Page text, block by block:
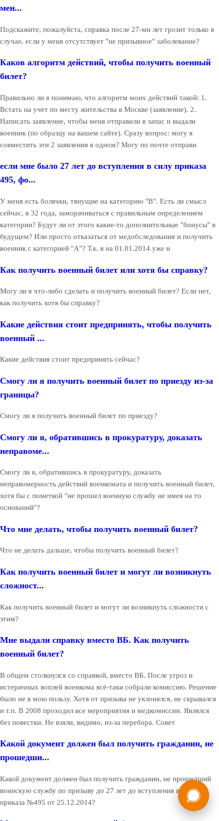
мен...
Подскажите, пожалуйста, справка после 27-ми лет грозит только в
случае, если у меня отсутствует "не призывное" заболевание?
Каков алгоритм действий, чтобы получить военный
билет?
Правильно ли я понимаю, что алгоритм моих действий такой: 1.
Встать на учет по месту жительства в Москве (заявление). 2.
Написать заявление, чтобы меня отправили в запас и выдали
военник (по образцу на вашем сайте). Сразу вопрос: могу я
совместить эти 2 заявления в одном? Могу по почте отправи
если мне было 27 лет до вступления в силу приказа
495, фо...
У меня есть болячки, тянущие на категорию "В". Есть ли смысл
сейчас, в 32 года, заморачиваться с правильным определением
категории? Будут ли от этого какие-то дополнительные "бонусы" в
будущем? Или просто отказаться от медобследования и получить
военник с категорией "А"? Т.к. я на 01.01.2014 уже н
Как получить военный билет или хотя бы справку?
Могу ли я что-либо сделать и получить военный билет? Если нет,
как получить хотя бы справку?
Какие действия стоит предпринять, чтобы получить
военный ...
Какие действия стоит предпринять сейчас?
Смогу ли я получить военный билет по приезду из-за
границы?
Смогу ли я получить военный билет по приезду?
Смогу ли я, обратившись в прокуратуру, доказать
неправоме...
Смогу ли я, обратившись в прокуратуру, доказать
неправомерность действий военкомата и получить военный билет,
хотя бы с пометкой "не прошел военную службу не имея на то
оснований"?
Что мне делать, чтобы получить военный билет?
Что не делать дальше, чтобы получить военный билет?
Как получить военный билет и могут ли возникнуть
сложност...
Как получить военный билет и могут ли возникнуть сложности с
этим?
Мне выдали справку вместо ВБ. Как получить
военный билет?
В общем столкнулся со справкой, вместо ВБ. После угроз и
истеричных воплей военкома всё-таки собрали комиссию. Решение
было не в мою пользу. Хотя от призыва не уклонялся, не скрывался
и т.п. В 2008 проходил все мероприятия и медкомиссии. Являлся
без повестки. Не взяли, видимо, из-за перебора. Совет
Какой документ должен был получить гражданин, не
прошедши...
Какой документ должен был получить гражданин, не прошедший
воинскую службу по призыву до 27 лет до вступления в силу
приказа №495 от 25.12.2014?
Мы в России
Бесплатная